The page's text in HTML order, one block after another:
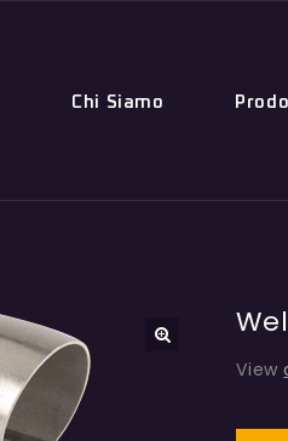
Chi Siamo
View